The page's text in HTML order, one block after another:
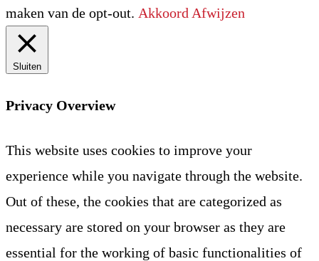
maken van de opt-out. Akkoord Afwijzen
Sluiten
Privacy Overview
This website uses cookies to improve your
experience while you navigate through the website.
Out of these, the cookies that are categorized as
necessary are stored on your browser as they are
essential for the working of basic functionalities of